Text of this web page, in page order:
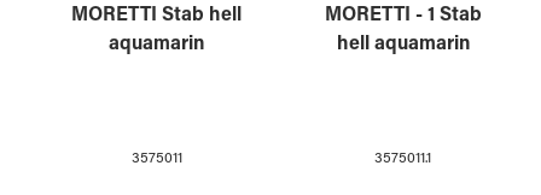
MORETTI Stab hell
aquamarin
3575011
MORETTI - 1 Stab
hell aquamarin
3575011.1